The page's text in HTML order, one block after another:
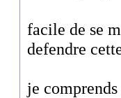
facile de se
defendre
je